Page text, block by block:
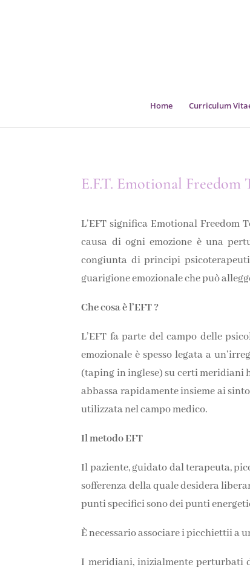
Home Curriculum
E.F.T. Emotional Freedom
L’EFT significa Emotional Freedom
causa di ogni emozione è una
congiunta di principi
guarigione emozionale che può
Che cosa è l’EFT ?
L’EFT fa parte del campo delle
emozionale è spesso legata a
(taping in inglese) su certi meridiani
abbassa rapidamente insieme ai
utilizzata nel campo medico.
Il metodo EFT
Il paziente, guidato dal terapeuta,
sofferenza della quale desidera
punti specifici sono dei punti
È necessario associare i picchiettii a
I meridiani, inizialmente perturbati